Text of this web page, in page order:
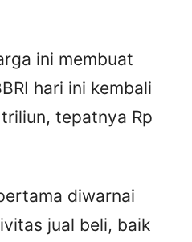
ini membuat
hari ini kembali
tepatnya Rp
diwarnai
jual beli, baik